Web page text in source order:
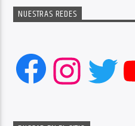
NUESTRAS REDES